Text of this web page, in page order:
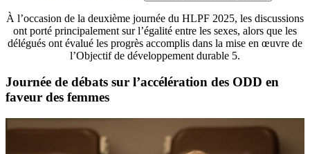
À l’occasion de la deuxième journée du HLPF 2025, les discussions
ont porté principalement sur l’égalité entre les sexes, alors que les
délégués ont évalué les progrès accomplis dans la mise en œuvre de
l’Objectif de développement durable 5.
Journée de débats sur l’accélération des ODD en
faveur des femmes